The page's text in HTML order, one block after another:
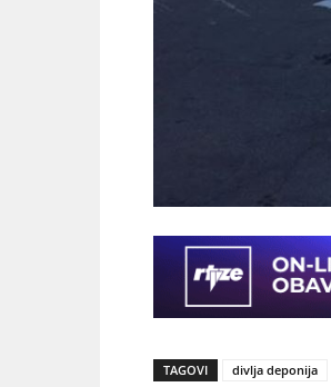
TAGOVI divlja deponija